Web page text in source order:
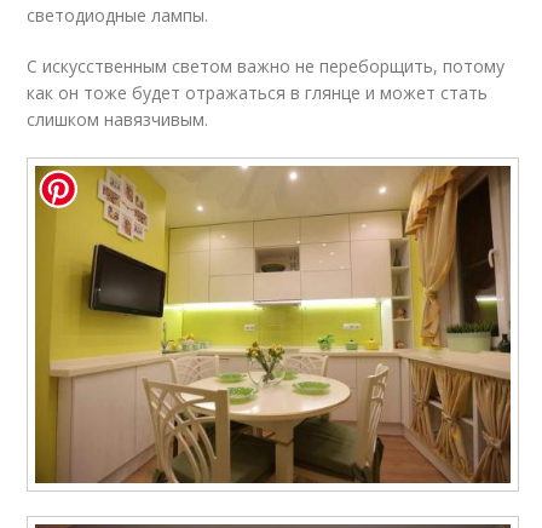
светодиодные лампы.
С искусственным светом важно не переборщить, потому
как он тоже будет отражаться в глянце и может стать
слишком навязчивым.